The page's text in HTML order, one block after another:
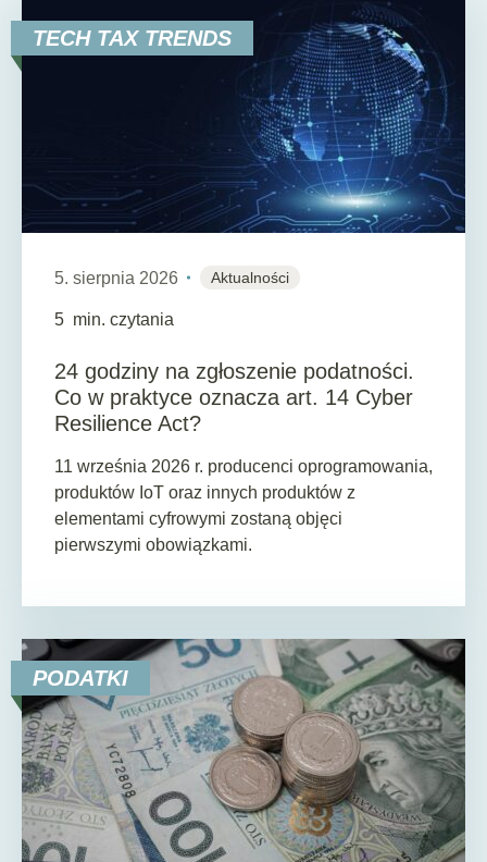
TECH TAX TRENDS
5. sierpnia 2026 Aktualności
5 min. czytania
24 godziny na zgłoszenie podatności.
Co w praktyce oznacza art. 14 Cyber
Resilience Act?
11 września 2026 r. producenci oprogramowania,
produktów IoT oraz innych produktów z
elementami cyfrowymi zostaną objęci
pierwszymi obowiązkami.
PODATKI